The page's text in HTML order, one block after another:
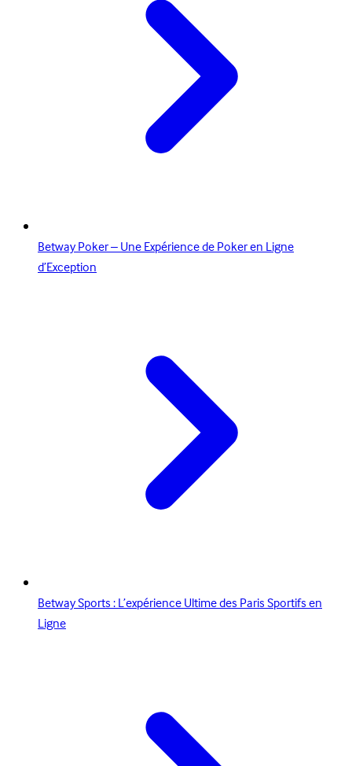
Betway Poker – Une Expérience de Poker en Ligne
d’Exception
Betway Sports : L’expérience Ultime des Paris Sportifs en
Ligne